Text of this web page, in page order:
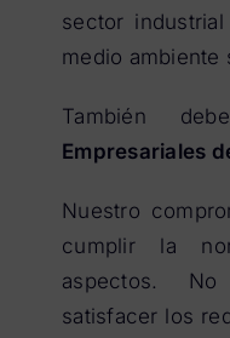
sector
medio ambiente
También
Empresariales
Nuestro
cumplir la
aspectos.
satisfacer los